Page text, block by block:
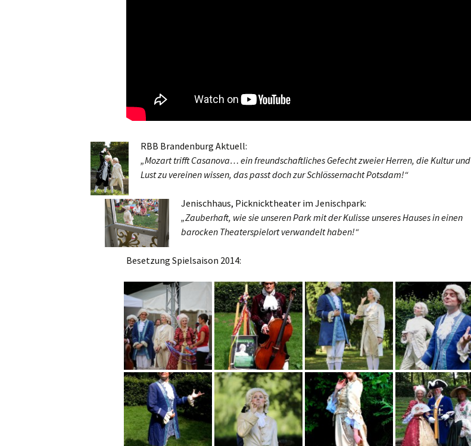
RBB Brandenburg Aktuell:
„Mozart trifft Casanova… ein freundschaftliches Gefecht zweier Herren, die Kultur und
Lust zu vereinen wissen, das passt doch zur Schlössernacht Potsdam!“
Jenischhaus, Picknicktheater im Jenischpark:
„Zauberhaft, wie sie unseren Park mit der Kulisse unseres Hauses in einen
barocken Theaterspielort verwandelt haben!“
Besetzung Spielsaison 2014: